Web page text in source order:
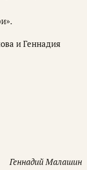
и Геннадия
Геннадий Малашин